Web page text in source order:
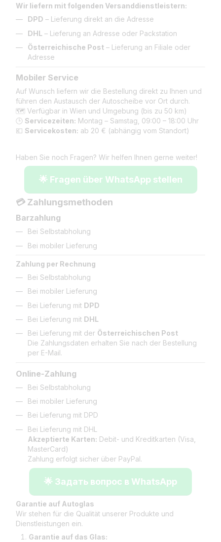
Wir liefern mit folgenden Versanddienstleistern:
DPD – Lieferung direkt an die Adresse
DHL – Lieferung an Adresse oder Packstation
Österreichische Post – Lieferung an Filiale oder
Adresse
Mobiler Service
Auf Wunsch liefern wir die Bestellung direkt zu Ihnen und
führen den Austausch der Autoscheibe vor Ort durch.
🗺️ Verfügbar in Wien und Umgebung (bis zu 50 km)
🕒 Servicezeiten: Montag – Samstag, 09:00 – 18:00 Uhr
💶 Servicekosten: ab 20 € (abhängig vom Standort)
Haben Sie noch Fragen? Wir helfen Ihnen gerne weiter!
🌟 Fragen über WhatsApp stellen
💳 Zahlungsmethoden
Barzahlung
Bei Selbstabholung
Bei mobiler Lieferung
Zahlung per Rechnung
Bei Selbstabholung
Bei mobiler Lieferung
Bei Lieferung mit DPD
Bei Lieferung mit DHL
Bei Lieferung mit der Österreichischen Post
Die Zahlungsdaten erhalten Sie nach der Bestellung
per E-Mail.
Online-Zahlung
Bei Selbstabholung
Bei mobiler Lieferung
Bei Lieferung mit DPD
Bei Lieferung mit DHL
Akzeptierte Karten: Debit- und Kreditkarten (Visa,
MasterCard)
Zahlung erfolgt sicher über PayPal.
🌟 Задать вопрос в WhatsApp
Garantie auf Autoglas
Wir stehen für die Qualität unserer Produkte und
Dienstleistungen ein.
Garantie auf das Glas: